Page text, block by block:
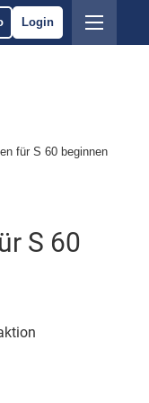
Login
für S 60 beginnen
S 60